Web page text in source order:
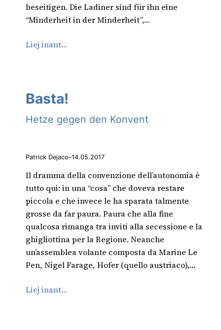
beseitigen. Die Ladiner sind für ihn eine
“Minderheit in der Minderheit”,…
Liej inant…
Basta!
Hetze gegen den Konvent
Patrick Dejaco–14.05.2017
Il dramma della convenzione dell’autonomia è
tutto qui: in una “cosa” che doveva restare
piccola e che invece le ha sparata talmente
grosse da far paura. Paura che alla fine
qualcosa rimanga tra inviti alla secessione e la
ghigliottina per la Regione. Neanche
un’assemblea volante composta da Marine Le
Pen, Nigel Farage, Hofer (quello austriaco),…
Liej inant…